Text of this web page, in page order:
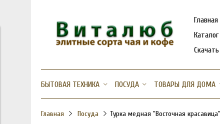
Каталог
БЫТОВАЯ ТЕХНИКА ПОСУДА ТОВАРЫ ДЛЯ ДОМА
Главная Посуда Турка медная "Восточная